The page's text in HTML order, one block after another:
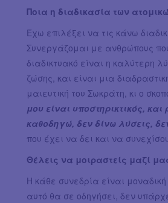
Ποια η διαδικασία των
Έχω επιλέξει να τις κάνω
Συνεργάζομαι με ανθρώπους
διαδικτυακό είναι η καλύτερη
ζώσης, και είναι μια
μαιευτική του Σωκράτη, κι ο
μου είναι υποστηρικτικός,
καθοδηγώ, δεν δίνω λύσεις,
που έχει να δει και να
Θέλεις να μοιραστείς μαζί
Η κάθε συνεδρία είναι
αυτό θα σε οδηγήσει, δεν